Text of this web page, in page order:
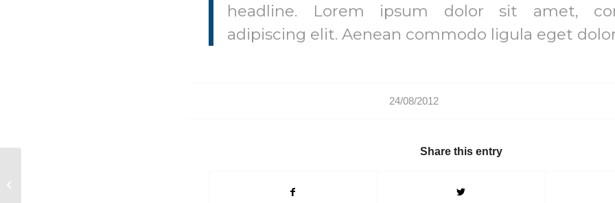
headline. Lorem ipsum dolor sit amet,
adipiscing elit. Aenean commodo ligula eget
24/08/2012
Share this entry